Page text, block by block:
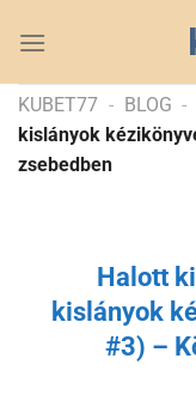
đến
dungKUBET77 - BLOG -
kislányok
zsebedben
Halott
kislányok
#3) –